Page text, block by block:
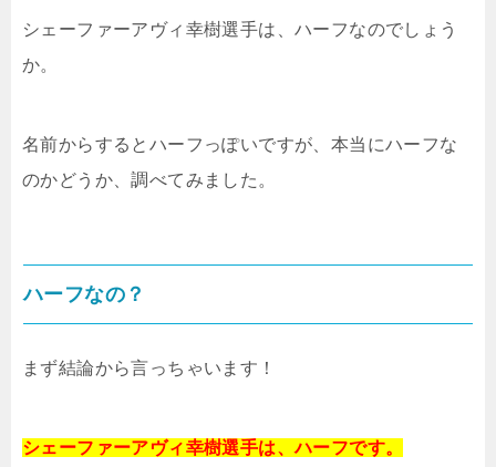
シェーファーアヴィ幸樹選手は、ハーフなのでしょう
か。
名前からするとハーフっぽいですが、本当にハーフな
のかどうか、調べてみました。
ハーフなの？
まず結論から言っちゃいます！
シェーファーアヴィ幸樹選手は、ハーフです。